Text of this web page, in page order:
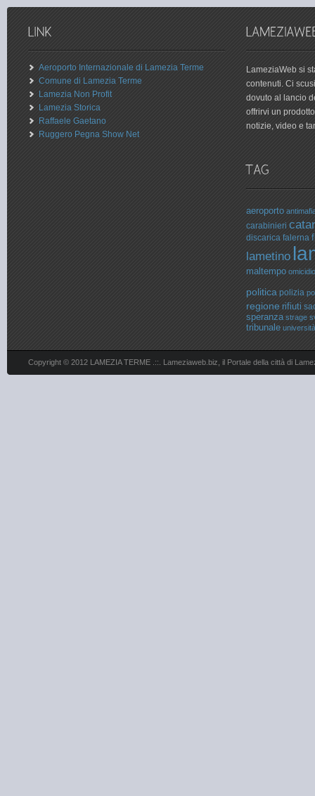
Aeroporto Internazionale di Lamezia Terme
Comune di Lamezia Terme
Lamezia Non Profit
Lamezia Storica
Raffaele Gaetano
Ruggero Pegna Show Net
LameziaWeb si
contenuti. Ci
dovuto al lancio
offrirvi un
notizie, video e
aeroporto
carabinieri
discarica falerna
lametino
maltempo omicidio
politica polizia
regione rifiuti
speranza strage
tribunale università
Copyright © 2012 LAMEZIA TERME .::. Lameziaweb.biz, il Portale della città di